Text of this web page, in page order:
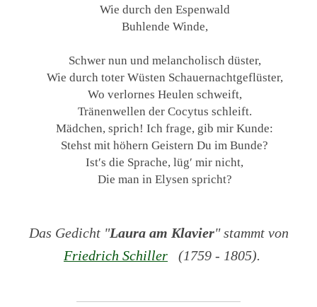
Wie durch den Espenwald
Buhlende Winde,
Schwer nun und melancholisch düster,
Wie durch toter Wüsten Schauernachtgeflüster,
Wo verlornes Heulen schweift,
Tränenwellen der Cocytus schleift.
Mädchen, sprich! Ich frage, gib mir Kunde:
Stehst mit höhern Geistern Du im Bunde?
Ist′s die Sprache, lüg′ mir nicht,
Die man in Elysen spricht?
Das Gedicht "Laura am Klavier" stammt von
Friedrich Schiller (1759 - 1805).